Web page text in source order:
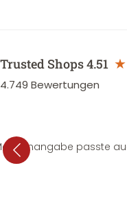
Trusted Shops4.51
4.749 Bewertungen
passte